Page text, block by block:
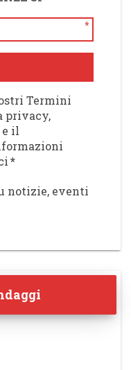
*
Termini
privacy,
e il
*
notizie, eventi